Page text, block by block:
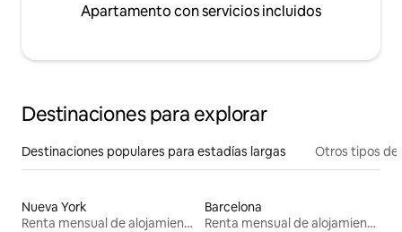
Apartamento con servicios incluidos
Destinaciones para explorar
Destinaciones populares para estadías largas Otros tipos de
Nueva York
Renta mensual de alojamientos
Barcelona
Renta mensual de alojamientos